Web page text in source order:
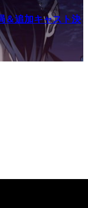
＆追加キャスト決